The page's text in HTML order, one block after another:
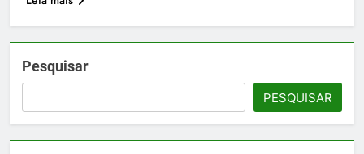
Pesquisar
PESQUISAR